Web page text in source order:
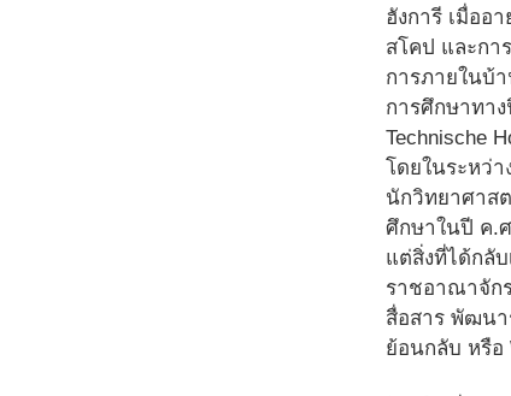
ฮังการี เมื่ออ
สโคป และกา
การภายในบ้
การศึกษาทา
Technische
โดยในระหว่า
นักวิทยาศาสต
ศึกษาในปี ค.
แต่สิ่งที่ได้กลั
ราชอาณาจัก
สื่อสาร พัฒนา
ย้อนกลับ หรือ